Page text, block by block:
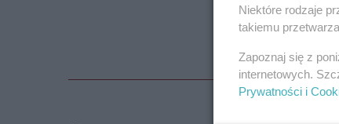
Niektóre rodzaje
takiemu
Zapoznaj się z
internetowych.
Prywatności i